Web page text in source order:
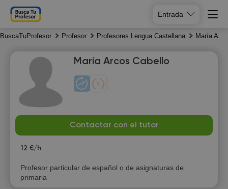
Entrada
BuscaTuProfesor Profesor Profesores Lengua Castellana María A.
María Arcos Cabello
Contactar con el tutor
12 €/h
Profesor particular de español o de asignaturas de
primaria
9
Mo
10
Tu
11
12